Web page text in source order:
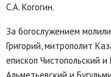
С.А. Когогин.
За богослужением
Григорий, митрополит
епископ Чистопольский
Альметьевский и